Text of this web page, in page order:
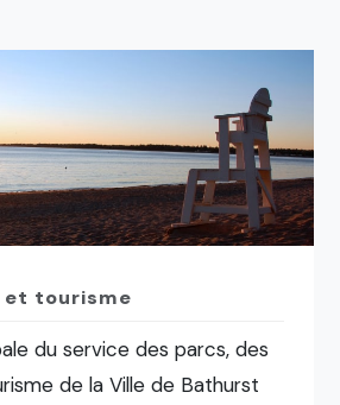
et tourisme
du service des parcs, des
de la Ville de Bathurst